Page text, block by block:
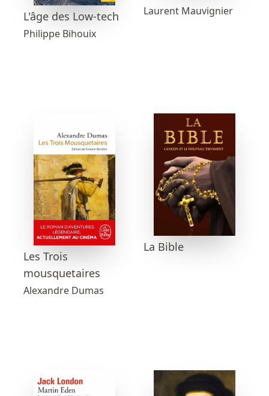
L'âge des Low-tech
Philippe Bihouix
Laurent Mauvignier
Les Trois
mousquetaires
Alexandre Dumas
La Bible